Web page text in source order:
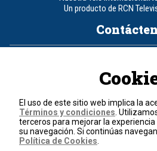
Un producto de RCN
Política de
Términos y
© 2026, RCN
Todos los derechos
El uso de este sitio web implica la
Términos y condiciones .
terceros para mejorar la
su navegación. Si continúas
Política de Cookies